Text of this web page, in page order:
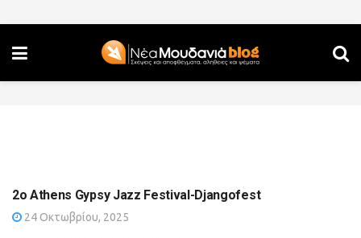
2ο Athens Gypsy Jazz Festival-Djangofest
24 Οκτωβρίου, 2025